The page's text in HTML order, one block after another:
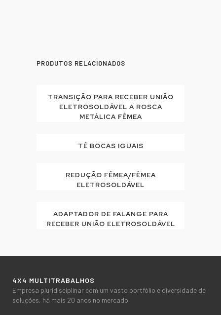
PRODUTOS RELACIONADOS
TRANSIÇÃO PARA RECEBER UNIÃO
ELETROSOLDÁVEL A ROSCA
METÁLICA FÊMEA
TÊ BOCAS IGUAIS
REDUÇÃO FÊMEA/FÊMEA
ELETROSOLDÁVEL
ADAPTADOR DE FALANGE PARA
RECEBER UNIÃO ELETROSOLDÁVEL
4X4 MULTITRABALHOS
Empresa pluridisciplinar com um vasto portfólio e diversidade de
soluções, há mais 20 anos no mercado.